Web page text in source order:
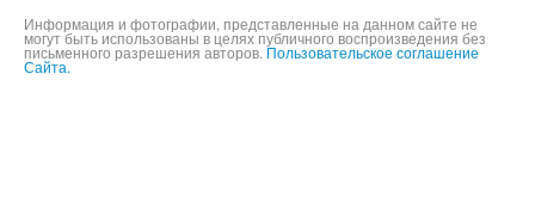
Информация и фотографии, представленные на данном сайте не
могут быть использованы в целях публичного воспроизведения без
письменного разрешения авторов. Пользовательское соглашение
Сайта.